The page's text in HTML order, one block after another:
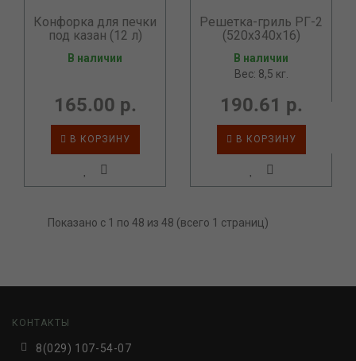
Конфорка для печки
под казан (12 л)
В наличии
165.00 р.
В КОРЗИНУ
Решетка-гриль РГ-2
(520х340х16)
В наличии
Вес: 8,5 кг.
190.61 р.
В КОРЗИНУ
Показано с 1 по 48 из 48 (всего 1 страниц)
КОНТАКТЫ
8(029) 107-54-07